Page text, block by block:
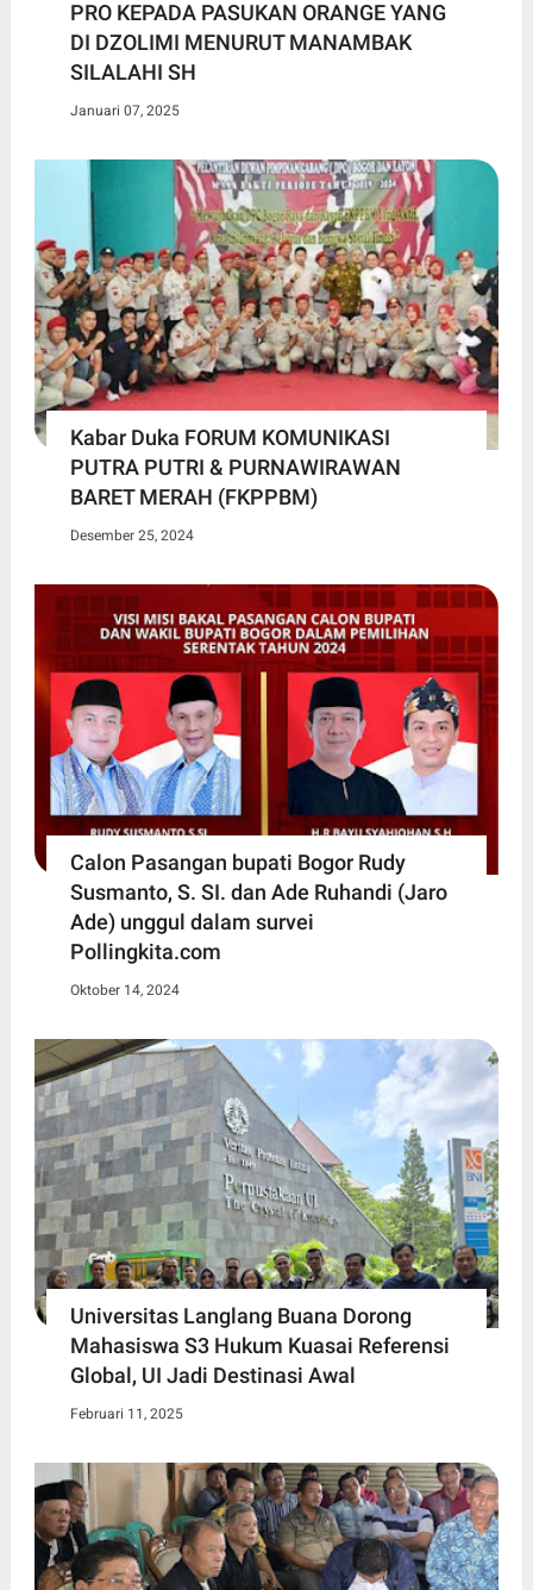
PRO KEPADA PASUKAN ORANGE YANG
DI DZOLIMI MENURUT MANAMBAK
SILALAHI SH
Januari 07, 2025
Kabar Duka FORUM KOMUNIKASI
PUTRA PUTRI & PURNAWIRAWAN
BARET MERAH (FKPPBM)
Desember 25, 2024
Calon Pasangan bupati Bogor Rudy
Susmanto, S. SI. dan Ade Ruhandi (Jaro
Ade) unggul dalam survei
Pollingkita.com
Oktober 14, 2024
Universitas Langlang Buana Dorong
Mahasiswa S3 Hukum Kuasai Referensi
Global, UI Jadi Destinasi Awal
Februari 11, 2025